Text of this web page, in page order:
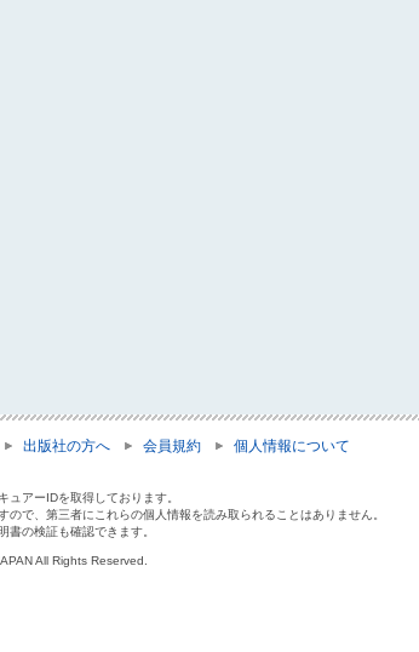
出版社の方へ 会員規約 個人情報について
アーIDを取得しております。
で、第三者にこれらの個人情報を読み取られることはありません。
の検証も確認できます。
All Rights Reserved.